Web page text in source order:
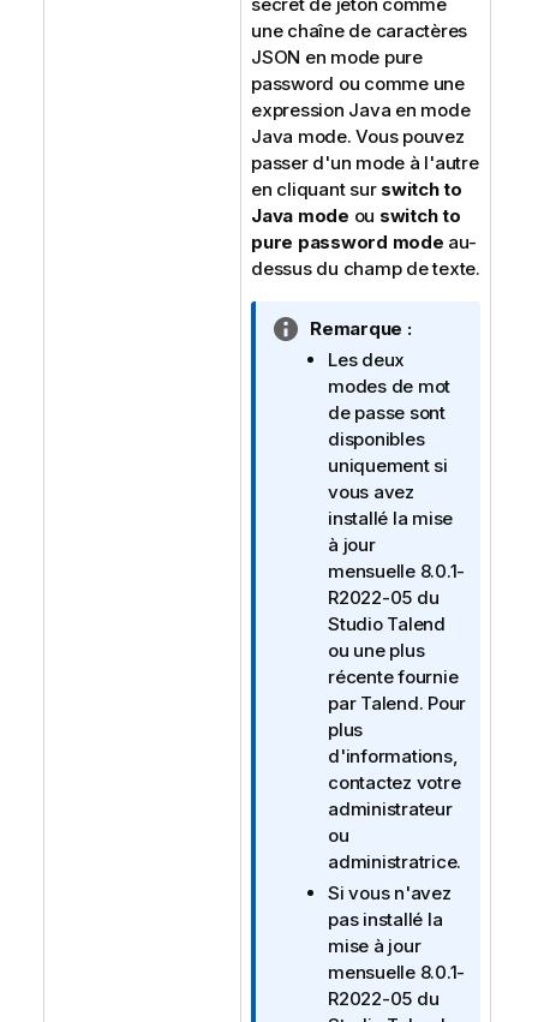
une chaîne de caractères
JSON en mode pure
password ou comme une
expression Java en mode
Java mode. Vous pouvez
passer d'un mode à l'autre
en cliquant sur switch to
Java mode ou switch to
pure password mode au-
dessus du champ de texte.
N
o
Remarque :
Les deux
modes de mot
de passe sont
disponibles
uniquement si
vous avez
installé la mise
à jour
mensuelle 8.0.1-
R2022-05 du
Studio Talend
ou une plus
récente fournie
par Talend. Pour
plus
d'informations,
contactez votre
administrateur
ou
administratrice.
Si vous n'avez
pas installé la
mise à jour
mensuelle 8.0.1-
R2022-05 du